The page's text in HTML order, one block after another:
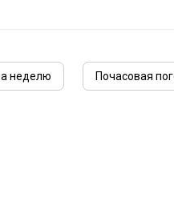
неделю Почасовая